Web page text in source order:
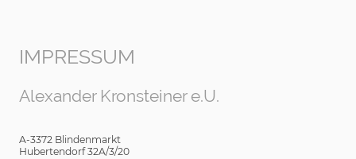
IMPRESSUM
Alexander Kronsteiner e.U.
A-3372 Blindenmarkt
Hubertendorf 32A/3/20